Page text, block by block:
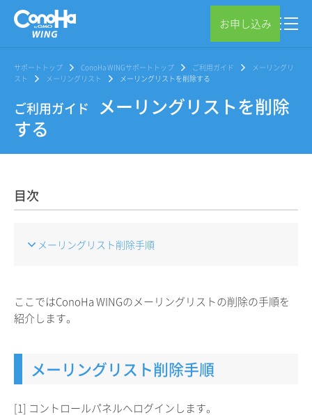
お申し込み
サポートトップ ConoHa WINGサポートトップ ご利用ガイド
メーリングリ
スト
メーリングリスト メーリングリストを削除する
ご利用ガイド
メーリングリストを削除
する
目次
メーリングリスト削除手順
ここではConoHa WINGのメーリングリストの削除の手順を
紹介します。
メーリングリスト削除手順
[1] コントロールパネルへログインします。